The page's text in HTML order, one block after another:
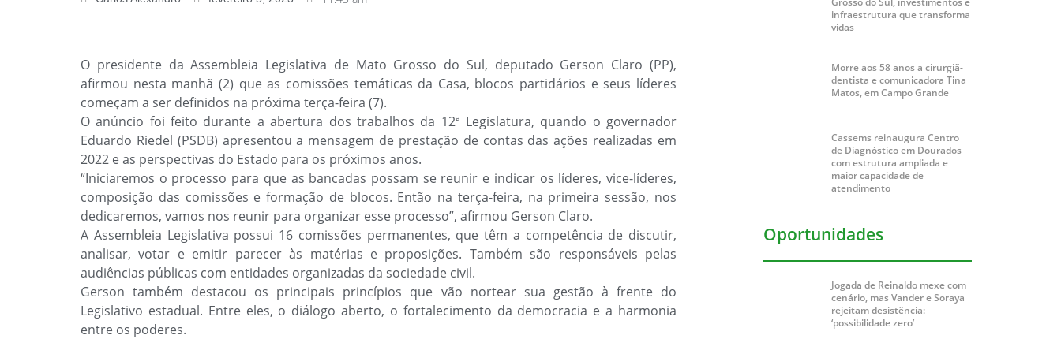
O presidente da Assembleia Legislativa de Mato Grosso do Sul, deputado Gerson Claro (PP),
afirmou nesta manhã (2) que as comissões temáticas da Casa, blocos partidários e seus líderes
começam a ser definidos na próxima terça-feira (7).
O anúncio foi feito durante a abertura dos trabalhos da 12ª Legislatura, quando o governador
Eduardo Riedel (PSDB) apresentou a mensagem de prestação de contas das ações realizadas em
2022 e as perspectivas do Estado para os próximos anos.
“Iniciaremos o processo para que as bancadas possam se reunir e indicar os líderes, vice-líderes,
composição das comissões e formação de blocos. Então na terça-feira, na primeira sessão, nos
dedicaremos, vamos nos reunir para organizar esse processo”, afirmou Gerson Claro.
A Assembleia Legislativa possui 16 comissões permanentes, que têm a competência de discutir,
analisar, votar e emitir parecer às matérias e proposições. Também são responsáveis pelas
audiências públicas com entidades organizadas da sociedade civil.
Gerson também destacou os principais princípios que vão nortear sua gestão à frente do
Legislativo estadual. Entre eles, o diálogo aberto, o fortalecimento da democracia e a harmonia
entre os poderes.
infraestrutura que transforma
vidas
Morre aos 58 anos a cirurgiã-
dentista e comunicadora Tina
Matos, em Campo Grande
Cassems reinaugura Centro
de Diagnóstico em Dourados
com estrutura ampliada e
maior capacidade de
atendimento
Oportunidades
Jogada de Reinaldo mexe com
cenário, mas Vander e Soraya
rejeitam desistência:
‘possibilidade zero’